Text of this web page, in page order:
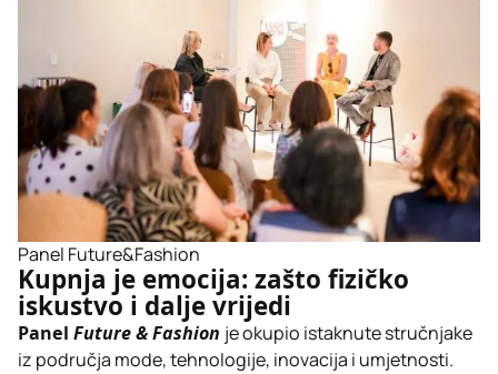
Panel Future&Fashion
Kupnja je emocija: zašto fizičko
iskustvo i dalje vrijedi
Panel Future & Fashion je okupio istaknute stručnjake
iz područja mode, tehnologije, inovacija i umjetnosti.